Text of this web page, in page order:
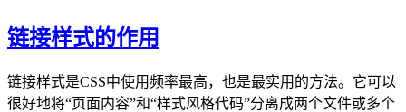
链接样式的作用
链接样式是CSS中使用频率最高，也是最实用的方法。它可以
很好地将“页面内容”和“样式风格代码”分离成两个文件或多个